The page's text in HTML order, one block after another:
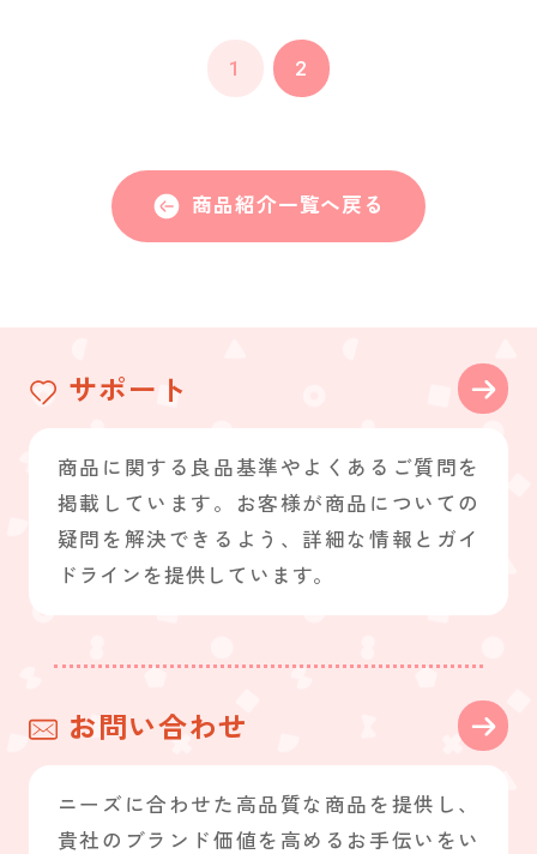
1 2
商品紹介一覧へ戻る
サポート
商品に関する良品基準やよくあるご質問を
掲載しています。お客様が商品についての
疑問を解決できるよう、詳細な情報とガイ
ドラインを提供しています。
お問い合わせ
ニーズに合わせた高品質な商品を提供し、
貴社のブランド価値を高めるお手伝いをい